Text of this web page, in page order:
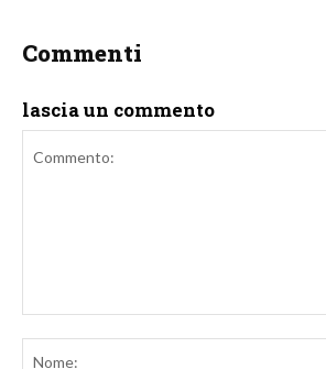
Commenti
lascia un commento